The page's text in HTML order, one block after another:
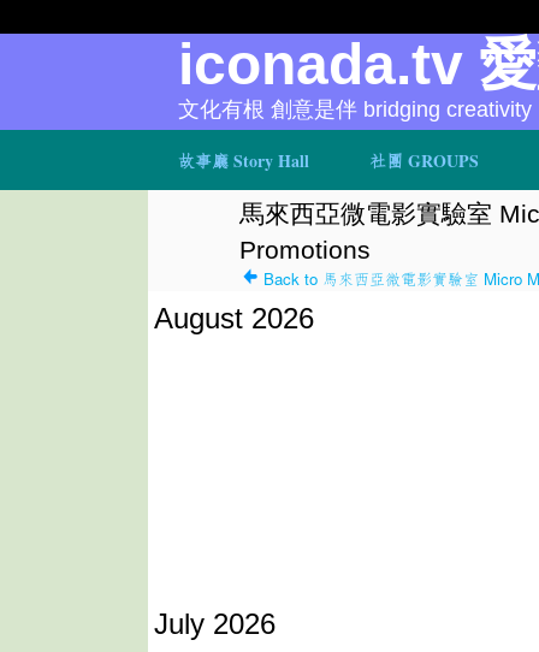
故事廳 Story Hall 社團 GROUPS
iconada.tv
文化有根 創意是伴 bridging creativity
馬來西亞微電影實驗室
Promotions
Back to 馬來西亞微電影實驗室 Micro
August 2026
July 2026